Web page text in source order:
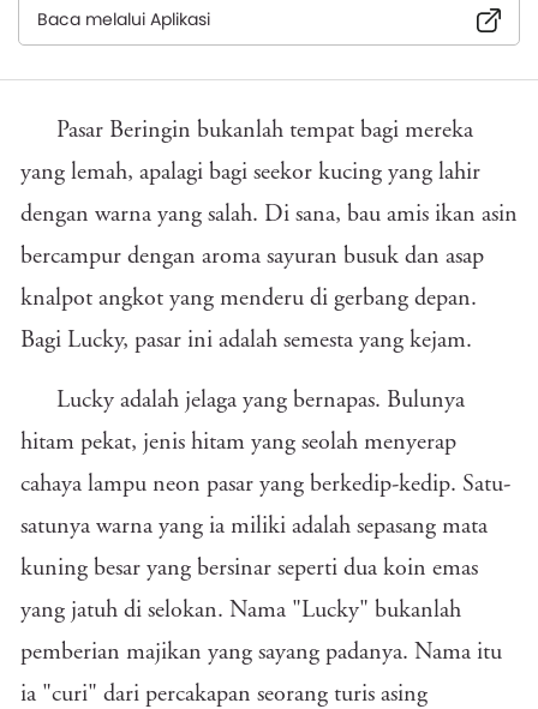
Baca melalui Aplikasi
Pasar Beringin bukanlah tempat bagi mereka
yang lemah, apalagi bagi seekor kucing yang lahir
dengan warna yang salah. Di sana, bau amis ikan asin
bercampur dengan aroma sayuran busuk dan asap
knalpot angkot yang menderu di gerbang depan.
Bagi Lucky, pasar ini adalah semesta yang kejam.
Lucky adalah jelaga yang bernapas. Bulunya
hitam pekat, jenis hitam yang seolah menyerap
cahaya lampu neon pasar yang berkedip-kedip. Satu-
satunya warna yang ia miliki adalah sepasang mata
kuning besar yang bersinar seperti dua koin emas
yang jatuh di selokan. Nama "Lucky" bukanlah
pemberian majikan yang sayang padanya. Nama itu
ia "curi" dari percakapan seorang turis asing